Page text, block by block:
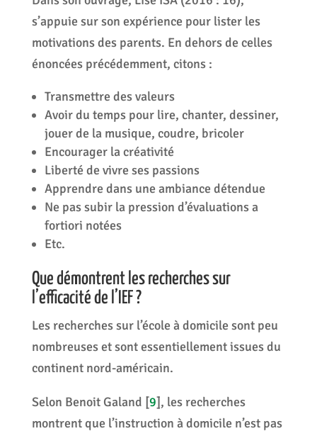
s’appuie sur son expérience pour lister les
motivations des parents. En dehors de celles
énoncées précédemment, citons :
Transmettre des valeurs
Avoir du temps pour lire, chanter, dessiner,
jouer de la musique, coudre, bricoler
Encourager la créativité
Liberté de vivre ses passions
Apprendre dans une ambiance détendue
Ne pas subir la pression d’évaluations a
fortiori notées
Etc.
Que démontrent les recherches sur
l’efficacité de l’IEF ?
Les recherches sur l’école à domicile sont peu
nombreuses et sont essentiellement issues du
continent nord-américain.
Selon Benoit Galand [9], les recherches
montrent que l’instruction à domicile n’est pas